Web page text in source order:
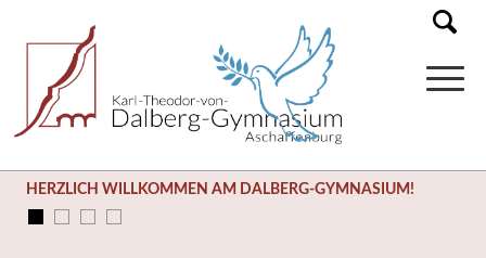
HERZLICH WILLKOMMEN AM DALBERG-GYMNASIUM!